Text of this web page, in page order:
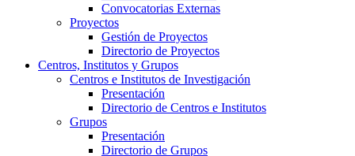
Convocatorias Externas
Proyectos
Gestión de Proyectos
Directorio de Proyectos
Centros, Institutos y Grupos
Centros e Institutos de Investigación
Presentación
Directorio de Centros e Institutos
Grupos
Presentación
Directorio de Grupos